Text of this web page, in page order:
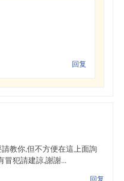
回复
教你,但不方便在這上面詢
冒犯請建諒,謝謝...
回复